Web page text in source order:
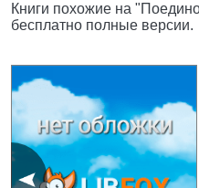
Книги похожие на
бесплатно полные версии.